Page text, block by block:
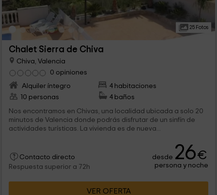
25 Fotos
Chalet Sierra de Chiva
Chiva, Valencia
0 opiniones
Alquiler íntegro
4 habitaciones
10 personas
4 baños
Nos encontramos en Chivas, una localidad ubicada a solo 20
minutos de Valencia donde podrás disfrutar de un sinfín de
actividades turísticas. La vivienda es de nueva...
Contacto directo
Respuesta superior a 72h
desde 26€
persona y noche
VER OFERTA